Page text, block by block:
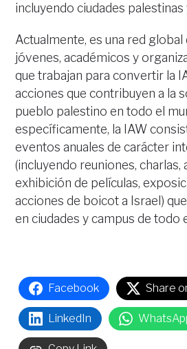
incluyendo ciudades palestinas
Actualmente, es una red global
jóvenes, académicos y
que trabajan para convertir la
acciones que contribuyen a la
pueblo palestino en todo el
específicamente, la IAW
eventos anuales de carácter
(incluyendo reuniones, charlas,
exhibición de películas,
acciones de boicot a Israel)
en ciudades y campus de todo
Facebook Share
LinkedIn